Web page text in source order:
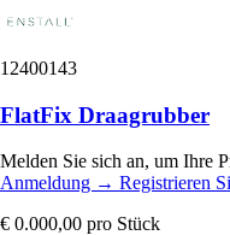
12400143
FlatFix Draagrubber
Melden Sie sich an, um Ihre
Anmeldung → Registrieren
€ 0.000,00 pro Stück